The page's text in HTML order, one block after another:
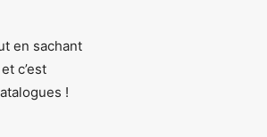
en sachant
c’est
!